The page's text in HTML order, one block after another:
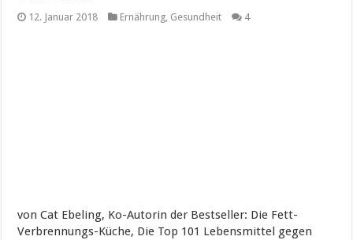
12. Januar 2018 Ernährung Gesundheit 4
von Cat Ebeling, Ko-Autorin der Bestseller: Die Fett-
Verbrennungs-Küche, Die Top 101 Lebensmittel gegen